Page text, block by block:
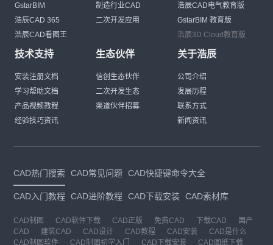
GstarBIM
浩辰CAD 365
浩辰CAD看图王
制造行业CAD
二次开发应用
浩辰CAD电气教育版
GstarBIM 教育版
浩辰3D Cloud教育版
技术支持
安装注册文档
学习帮助文档
产品视频教程
经验技巧资讯
生态伙伴
信创生态伙伴
二次开发生态
渠道伙伴招募
关于浩辰
公司介绍
发展历程
联系方式
新闻资讯
CAD热门搜索 CAD常见问题 CAD快捷键命令大全
CAD入门教程 CAD进阶教程 CAD下载安装 CAD素材库
CAD制图 CAD软件下载 CAD正版 免费CAD 下载CAD
国产
CAD
建筑CAD CAD设计 CAD教程 CAD安装
CAD是什么
CAD制图软件
CAD制图初学入门 CAD下载安装 CAD图纸下载